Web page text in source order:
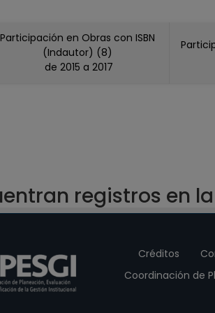
Participación en Obras con ISBN
(Indautor) (8)
de 2015 a 2017
registros en
Créditos
Coordinación de